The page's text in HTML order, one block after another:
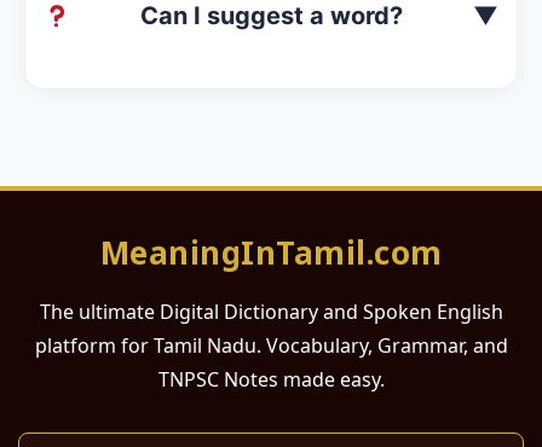
Can I suggest a word? ▼
MeaningInTamil.com
The ultimate Digital Dictionary and Spoken English
platform for Tamil Nadu. Vocabulary, Grammar, and
TNPSC Notes made easy.